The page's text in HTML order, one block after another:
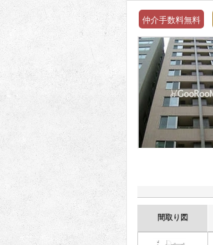
仲介手数料無料
間取り図